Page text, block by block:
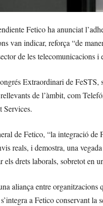
Fetico ha anunciat
van indicar, reforça “de
de les telecomunicacions i
Extraordinari de
de l’àmbit, com
Services.
de Fetico, “la integració
reals, i demostra, una
drets laborals, sobretot en
aliança entre
a Fetico conservant